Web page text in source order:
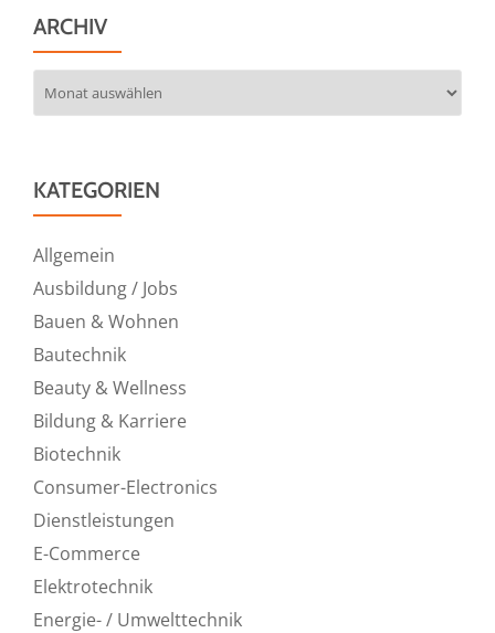
ARCHIV
KATEGORIEN
Allgemein
Ausbildung / Jobs
Bauen & Wohnen
Bautechnik
Beauty & Wellness
Bildung & Karriere
Biotechnik
Consumer-Electronics
Dienstleistungen
E-Commerce
Elektrotechnik
Energie- / Umwelttechnik